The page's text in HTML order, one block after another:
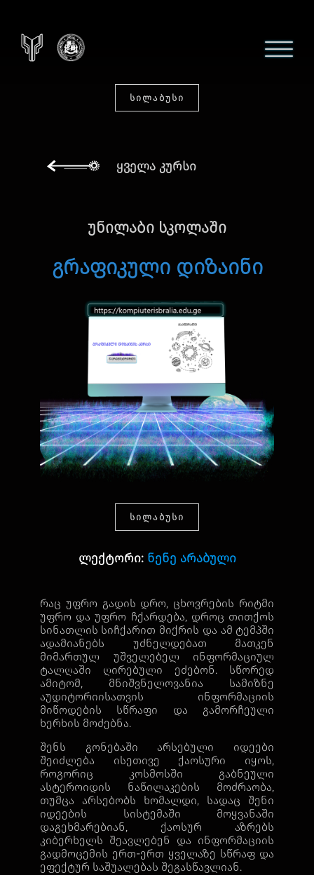
ᲡᲘᲚᲐᲑᲣᲡᲘ
ყველა კურსი
უნილაბი სკოლაში
გრაფიკული დიზაინი
ᲡᲘᲚᲐᲑᲣᲡᲘ
ლექტორი: ნენე არაბული
რაც უფრო გადის დრო, ცხოვრების რიტმი
უფრო და უფრო ჩქარდება, დროც თითქოს
სინათლის სიჩქარით მიქრის და ამ ტემპში
ადამიანებს უძნელდებათ მათკენ
მიმართულ უშველებელ ინფორმაციულ
ტალღაში ღირებული ეძებონ. სწორედ
ამიტომ, მნიშვნელოვანია სამიზნე
აუდიტორიისათვის ინფორმაციის
მიწოდების სწრაფი და გამორჩეული
ხერხის მოძებნა.
შენს გონებაში არსებული იდეები
შეიძლება ისეთივე ქაოსური იყოს,
როგორიც კოსმოსში გაბნეული
ასტეროიდის ნაწილაკების მოძრაობა,
თუმცა არსებობს ხომალდი, სადაც შენი
იდეების სისტემაში მოყვანაში
დაგეხმარებიან, ქაოსურ აზრებს
კიბერხელს შეავლებენ და ინფორმაციის
გადმოცემის ერთ-ერთ ყველაზე სწრაფ და
ეფექტურ საშუალებას შეგასწავლიან.